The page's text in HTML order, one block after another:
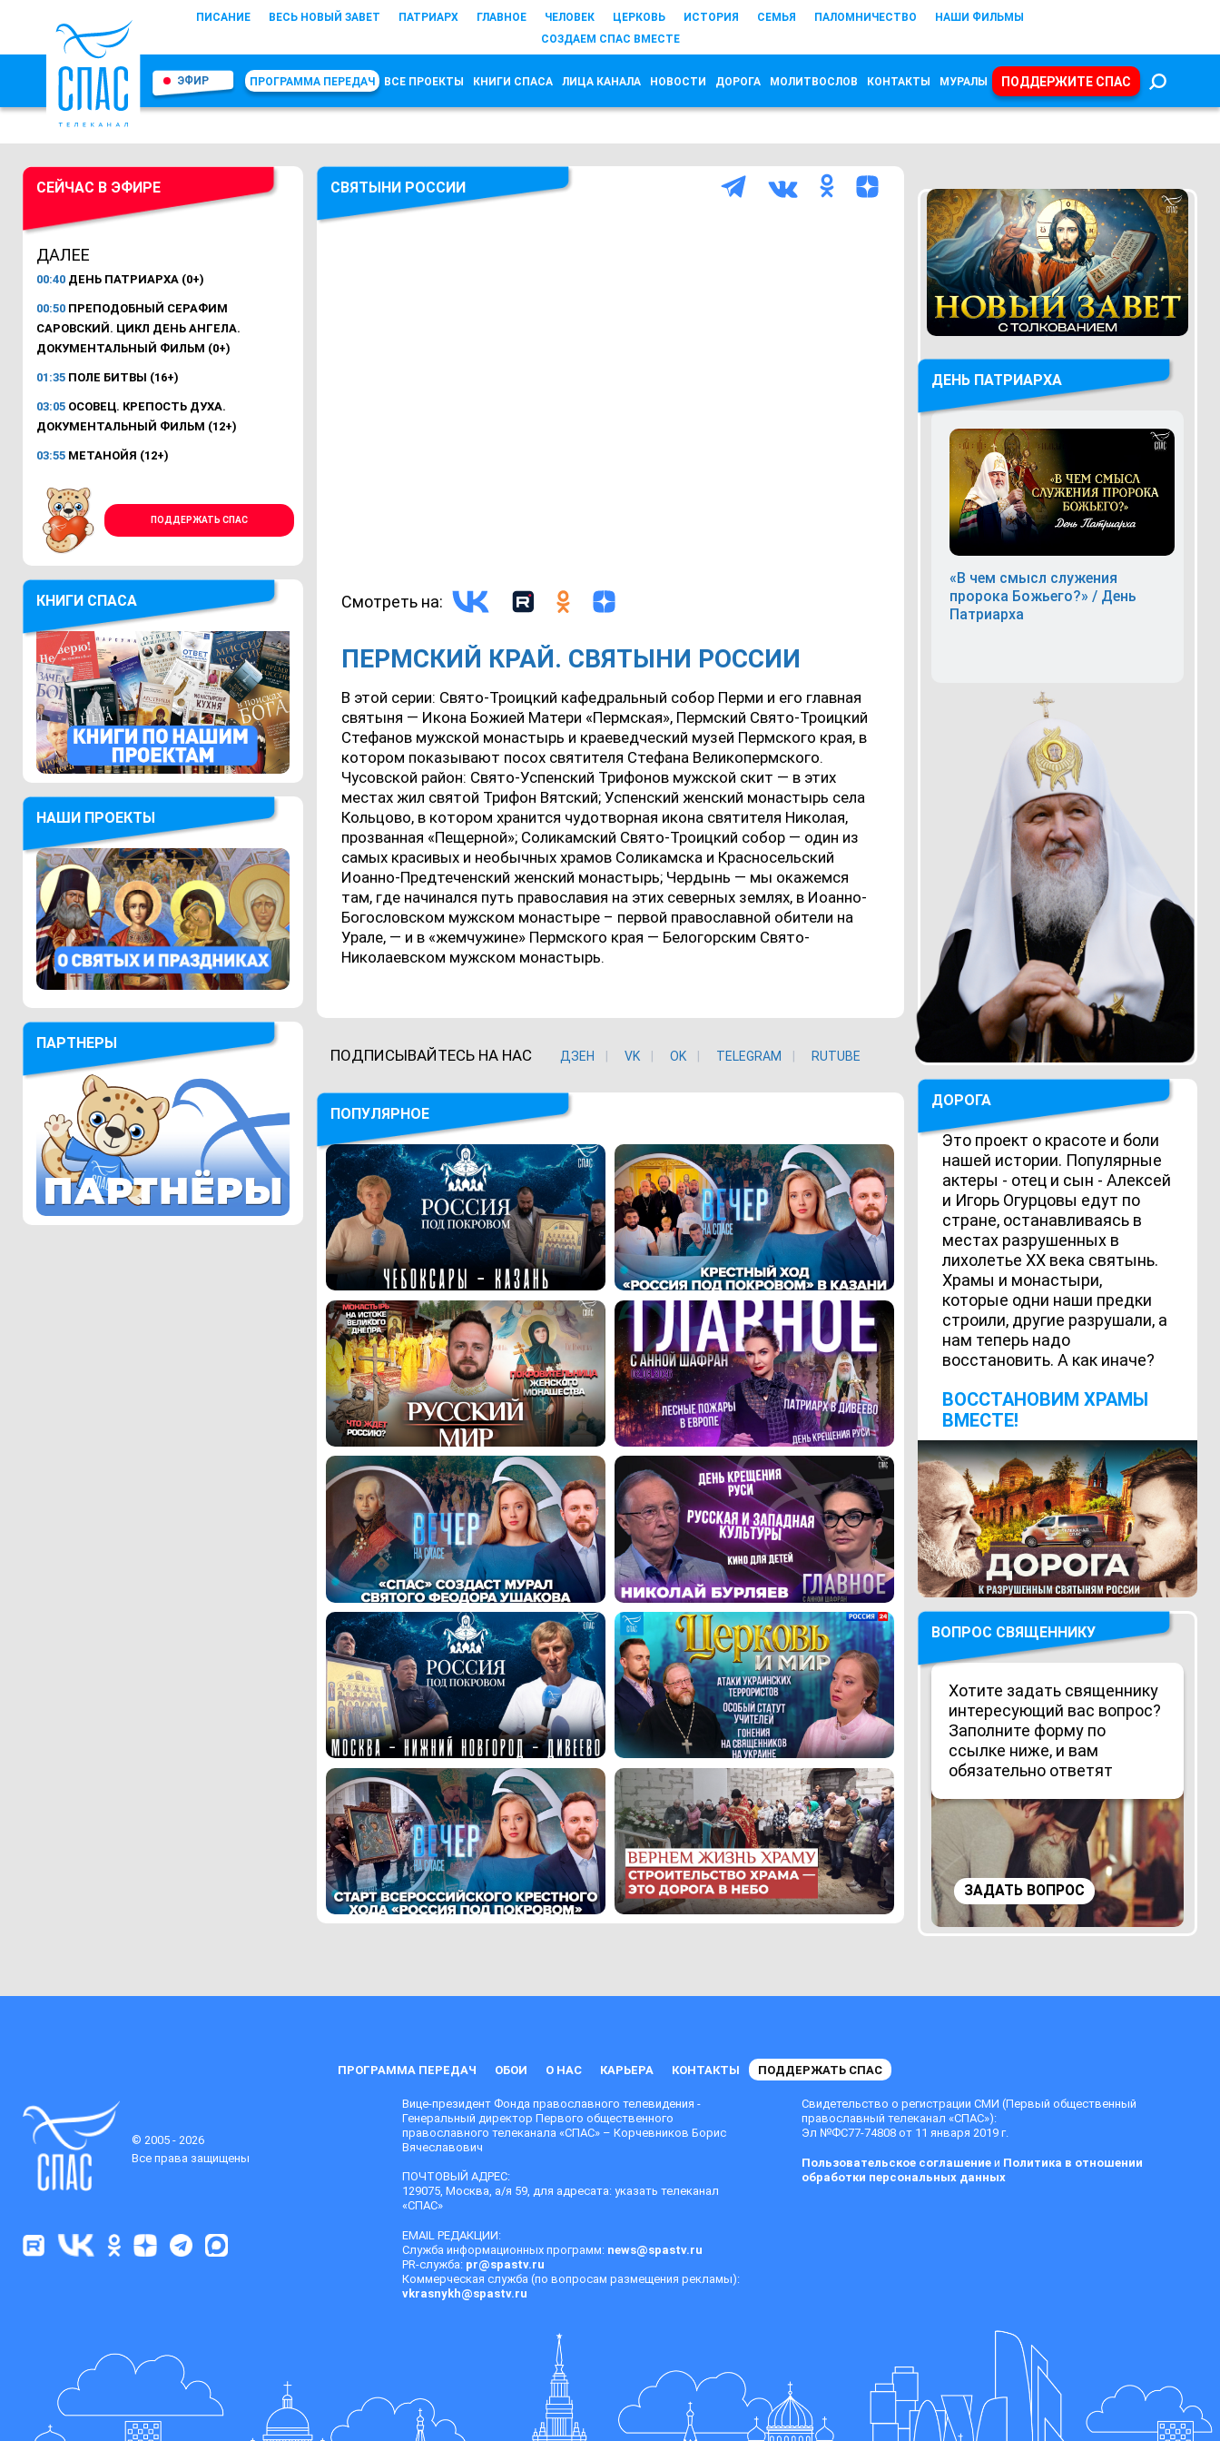
ПИСАНИЕ ВЕСЬ НОВЫЙ ЗАВЕТ ПАТРИАРХ ГЛАВНОЕ ЧЕЛОВЕК ЦЕРКОВЬ ИСТОРИЯ СЕМЬЯ ПАЛОМНИЧЕСТВО
НАШИ ФИЛЬМЫ
СОЗДАЕМ СПАС ВМЕСТЕ
ЭФИР ПРОГРАММА ПЕРЕДАЧ ВСЕ ПРОЕКТЫ КНИГИ СПАСА ЛИЦА КАНАЛА НОВОСТИ ДОРОГА МОЛИТВОСЛОВ КОНТАКТЫ МУРАЛЫ ПОДДЕРЖИТЕ СПАС
СЕЙЧАС В ЭФИРЕ
ДАЛЕЕ
00:40 ДЕНЬ ПАТРИАРХА (0+)
00:50 ПРЕПОДОБНЫЙ СЕРАФИМ
САРОВСКИЙ. ЦИКЛ ДЕНЬ АНГЕЛА.
ДОКУМЕНТАЛЬНЫЙ ФИЛЬМ (0+)
01:35 ПОЛЕ БИТВЫ (16+)
03:05 ОСОВЕЦ. КРЕПОСТЬ ДУХА.
ДОКУМЕНТАЛЬНЫЙ ФИЛЬМ (12+)
03:55 МЕТАНОЙЯ (12+)
ПОДДЕРЖАТЬ СПАС
КНИГИ СПАСА
НАШИ ПРОЕКТЫ
ПАРТНЕРЫ
СВЯТЫНИ РОССИИ
Смотреть на:
ПЕРМСКИЙ КРАЙ. СВЯТЫНИ РОССИИ
В этой серии: Свято-Троицкий кафедральный собор Перми и его главная
святыня — Икона Божией Матери «Пермская», Пермский Свято-Троицкий
Стефанов мужской монастырь и краеведческий музей Пермского края, в
котором показывают посох святителя Стефана Великопермского.
Чусовской район: Свято-Успенский Трифонов мужской скит — в этих
местах жил святой Трифон Вятский; Успенский женский монастырь села
Кольцово, в котором хранится чудотворная икона святителя Николая,
прозванная «Пещерной»; Соликамский Свято-Троицкий собор — один из
самых красивых и необычных храмов Соликамска и Красносельский
Иоанно-Предтеченский женский монастырь; Чердынь — мы окажемся
там, где начинался путь православия на этих северных землях, в Иоанно-
Богословском мужском монастыре – первой православной обители на
Урале, — и в «жемчужине» Пермского края — Белогорским Свято-
Николаевском мужском монастырь.
ПОДПИСЫВАЙТЕСЬ НА НАС ДЗЕН VK ОK TELEGRAM RUTUBE
ПОПУЛЯРНОЕ
ДЕНЬ ПАТРИАРХА
«В чем смысл служения
пророка Божьего?» / День
Патриарха
ДОРОГА
Это проект о красоте и боли
нашей истории. Популярные
актеры - отец и сын - Алексей
и Игорь Огурцовы едут по
стране, останавливаясь в
местах разрушенных в
лихолетье ХХ века святынь.
Храмы и монастыри,
которые одни наши предки
строили, другие разрушали, а
нам теперь надо
восстановить. А как иначе?
ВОCСТАНОВИМ ХРАМЫ
ВМЕСТЕ!
ВОПРОС СВЯЩЕННИКУ
Хотите задать священнику
интересующий вас вопрос?
Заполните форму по
ссылке ниже, и вам
обязательно ответят
ЗАДАТЬ ВОПРОС
ПРОГРАММА ПЕРЕДАЧ ОБОИ О НАС КАРЬЕРА КОНТАКТЫ ПОДДЕРЖАТЬ СПАС
© 2005 - 2026
Все права защищены
Вице-президент Фонда православного телевидения -
Генеральный директор Первого общественного
православного телеканала «СПАС» – Корчевников Борис
Вячеславович
ПОЧТОВЫЙ АДРЕС:
129075, Москва, а/я 59, для адресата: указать телеканал
«СПАС»
EMAIL РЕДАКЦИИ:
Служба информационных программ: news@spastv.ru
PR-служба: pr@spastv.ru
Коммерческая служба (по вопросам размещения рекламы):
vkrasnykh@spastv.ru
Свидетельство о регистрации СМИ (Первый общественный
православный телеканал «СПАС»):
Эл №ФС77-74808 от 11 января 2019 г.
Пользовательское соглашениеи Политика в отношении
обработки персональных данных